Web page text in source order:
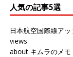
人気の記事5選
日本航空国際線ア
views
about キムラのメモ